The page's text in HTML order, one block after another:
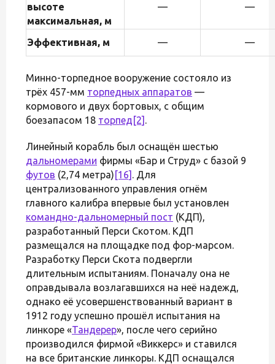
высоте
максимальная, м
— —
Эффективная, м — —
Минно-торпедное вооружение состояло из
трёх 457-мм торпедных аппаратов —
кормового и двух бортовых, с общим
боезапасом 18 торпед [2] .
Линейный корабль был оснащён шестью
дальномерами фирмы «Бар и Струд» с базой 9
футов (2,74 метра) [16] . Для
централизованного управления огнём
главного калибра впервые был установлен
командно-дальномерный пост (КДП),
разработанный Перси Скотом. КДП
размещался на площадке под фор-марсом.
Разработку Перси Скота подвергли
длительным испытаниям. Поначалу она не
оправдывала возлагавшихся на неё надежд,
однако её усовершенствованный вариант в
1912 году успешно прошёл испытания на
линкоре «Тандерер», после чего серийно
производился фирмой «Виккерс» и ставился
на все британские линкоры. КДП оснащался